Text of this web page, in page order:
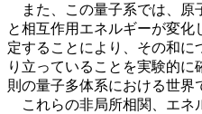
また、この量子系では、原
と相互作用エネルギーが変化
定することにより、その和
り立っていることを実験的
則の量子多体系における世界
これらの非局所相関、エネ